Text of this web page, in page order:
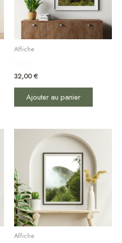
Affiche
32,00€
Ajouter au panier
Affiche